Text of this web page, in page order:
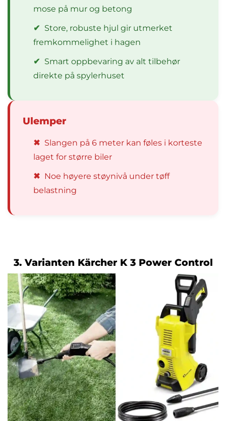
mose på mur og betong
✔ Store, robuste hjul gir utmerket
fremkommelighet i hagen
✔ Smart oppbevaring av alt tilbehør
direkte på spylerhuset
Ulemper
✖ Slangen på 6 meter kan føles i korteste
laget for større biler
✖ Noe høyere støynivå under tøff
belastning
3. Varianten Kärcher K 3 Power Control